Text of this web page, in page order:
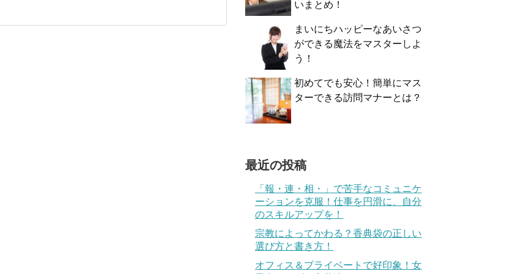
いまとめ！
まいにちハッピーなあいさつ
ができる魔法をマスターしよ
う！
初めてでも安心！簡単にマス
ターできる訪問マナーとは？
最近の投稿
「報・連・相・」で苦手なコミュニケ
ーションを克服！仕事を円滑に、自分
のスキルアップを！
宗教によってかわる？香典袋の正しい
選び方と書き方！
オフィス＆プライベートで好印象！女